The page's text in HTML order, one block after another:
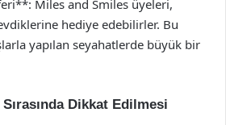
Miles and Smiles üyeleri,
hediye edebilirler. Bu
yapılan seyahatlerde büyük bir
Dikkat Edilmesi